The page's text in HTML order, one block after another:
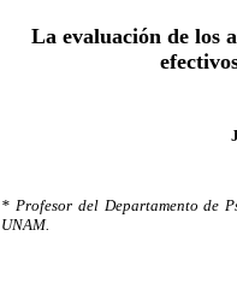
La evaluación de los
* Profesor del Departamento de
UNAM.